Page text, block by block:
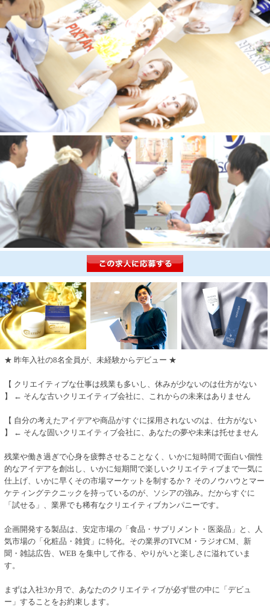
★ 昨年入社の8名全員が、未経験からデビュー ★
【 クリエイティブな仕事は残業も多いし、休みが少ないのは仕方がない
】 ← そんな古いクリエイティブ会社に、これからの未来はありません
【 自分の考えたアイデアや商品がすぐに採用されないのは、仕方がない
】 ← そんな固いクリエイティブ会社に、あなたの夢や未来は托せません
残業や働き過ぎで心身を疲弊させることなく、いかに短時間で面白い個性
的なアイデアを創出し、いかに短期間で楽しいクリエイティブまで一気に
仕上げ、いかに早くその市場マーケットを制するか？ そのノウハウとマー
ケティングテクニックを持っているのが、ソシアの強み。だからすぐに
「試せる」、業界でも稀有なクリエイティブカンパニーです。
企画開発する製品は、安定市場の「食品・サプリメント・医薬品」と、人
気市場の「化粧品・雑貨」に特化。その業界のTVCM・ラジオCM、新
聞・雑誌広告、WEB を集中して作る、やりがいと楽しさに溢れていま
す。
まずは入社3か月で、あなたのクリエイティブが必ず世の中に「デビュ
ー」することをお約束します。